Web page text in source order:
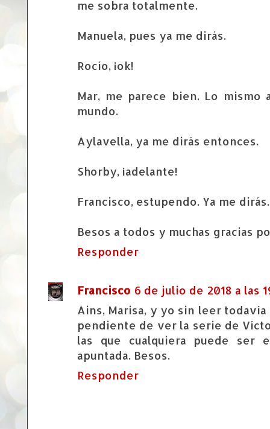
me sobra totalmente.
Manuela, pues ya me dirás.
Rocío, ¡ok!
Mar, me parece bien. Lo
mundo.
Aylavella, ya me dirás entonces.
Shorby, ¡adelante!
Francisco, estupendo. Ya me dirás.
Besos a todos y muchas gracias
Responder
Francisco 6 de julio de 2018 a las
Ains, Marisa, y yo sin leer
pendiente de ver la serie de
las que cualquiera puede ser
apuntada. Besos.
Responder